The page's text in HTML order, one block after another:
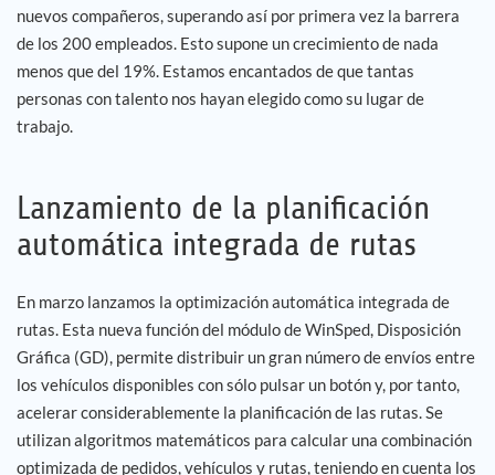
nuevos compañeros, superando así por primera vez la barrera
de los 200 empleados. Esto supone un crecimiento de nada
menos que del 19%. Estamos encantados de que tantas
personas con talento nos hayan elegido como su lugar de
trabajo.
Lanzamiento de la planificación
automática integrada de rutas
En marzo lanzamos la optimización automática integrada de
rutas. Esta nueva función del módulo de WinSped, Disposición
Gráfica (GD), permite distribuir un gran número de envíos entre
los vehículos disponibles con sólo pulsar un botón y, por tanto,
acelerar considerablemente la planificación de las rutas. Se
utilizan algoritmos matemáticos para calcular una combinación
optimizada de pedidos, vehículos y rutas, teniendo en cuenta los